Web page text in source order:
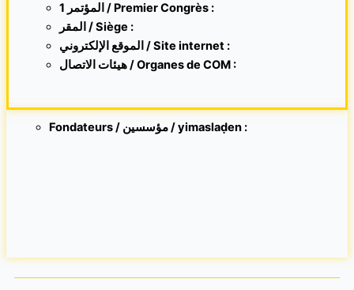
1 المؤتمر / Premier Congrès :
المقر /Siège :
الموقع الإلكتروني /Site internet:
هيئات الاتصال / Organes de COM :
Fondateurs / مؤسسين / yimaslaḍen :